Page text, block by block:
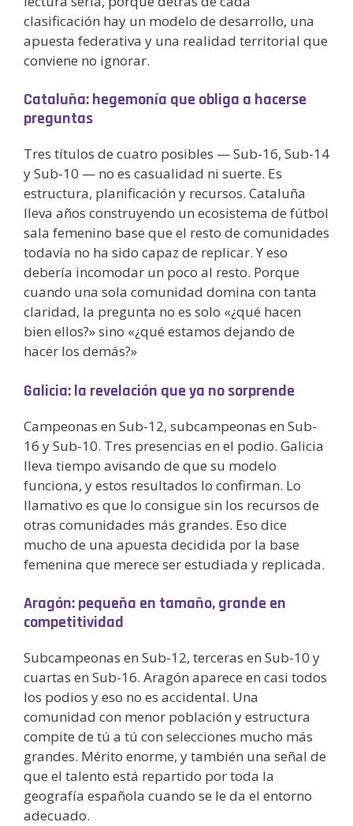
clasificación hay un modelo de desarrollo, una
apuesta federativa y una realidad territorial que
conviene no ignorar.
Cataluña: hegemonía que obliga a hacerse
preguntas
Tres títulos de cuatro posibles — Sub-16, Sub-14
y Sub-10 — no es casualidad ni suerte. Es
estructura, planificación y recursos. Cataluña
lleva años construyendo un ecosistema de fútbol
sala femenino base que el resto de comunidades
todavía no ha sido capaz de replicar. Y eso
debería incomodar un poco al resto. Porque
cuando una sola comunidad domina con tanta
claridad, la pregunta no es solo «¿qué hacen
bien ellos?» sino «¿qué estamos dejando de
hacer los demás?»
Galicia: la revelación que ya no sorprende
Campeonas en Sub-12, subcampeonas en Sub-
16 y Sub-10. Tres presencias en el podio. Galicia
lleva tiempo avisando de que su modelo
funciona, y estos resultados lo confirman. Lo
llamativo es que lo consigue sin los recursos de
otras comunidades más grandes. Eso dice
mucho de una apuesta decidida por la base
femenina que merece ser estudiada y replicada.
Aragón: pequeña en tamaño, grande en
competitividad
Subcampeonas en Sub-12, terceras en Sub-10 y
cuartas en Sub-16. Aragón aparece en casi todos
los podios y eso no es accidental. Una
comunidad con menor población y estructura
compite de tú a tú con selecciones mucho más
grandes. Mérito enorme, y también una señal de
que el talento está repartido por toda la
geografía española cuando se le da el entorno
adecuado.